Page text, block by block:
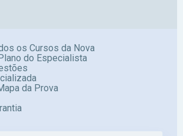
os Cursos da Nova
do Especialista
da Prova